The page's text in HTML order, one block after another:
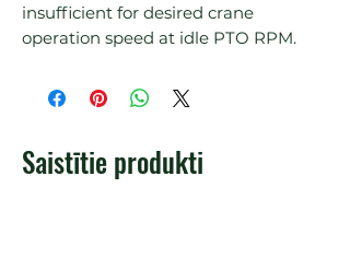
insufficient for desired crane
operation speed at idle PTO RPM.
Saistītie produkti